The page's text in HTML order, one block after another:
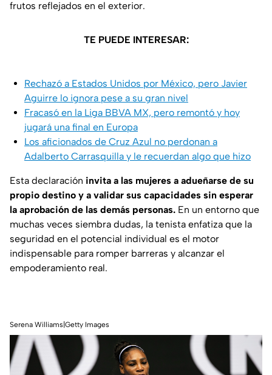
frutos reflejados en el exterior.
TE PUEDE INTERESAR:
Rechazó a Estados Unidos por México, pero Javier
Aguirre lo ignora pese a su gran nivel
Fracasó en la Liga BBVA MX, pero remontó y hoy
jugará una final en Europa
Los aficionados de Cruz Azul no perdonan a
Adalberto Carrasquilla y le recuerdan algo que hizo
Esta declaración invita a las mujeres a adueñarse de su
propio destino y a validar sus capacidades sin esperar
la aprobación de las demás personas. En un entorno que
muchas veces siembra dudas, la tenista enfatiza que la
seguridad en el potencial individual es el motor
indispensable para romper barreras y alcanzar el
empoderamiento real.
Serena Williams|Getty Images